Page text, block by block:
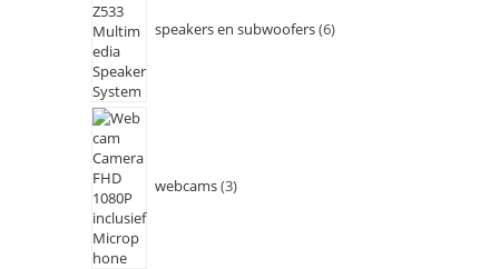
speakers en subwoofers 6
webcams 3